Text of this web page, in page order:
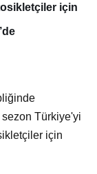
için
Türkiye'yi
için